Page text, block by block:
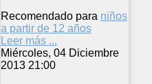
Recomendado para niños
a partir de 12 años
Leer más ...
Miércoles, 04 Diciembre
2013 21:00